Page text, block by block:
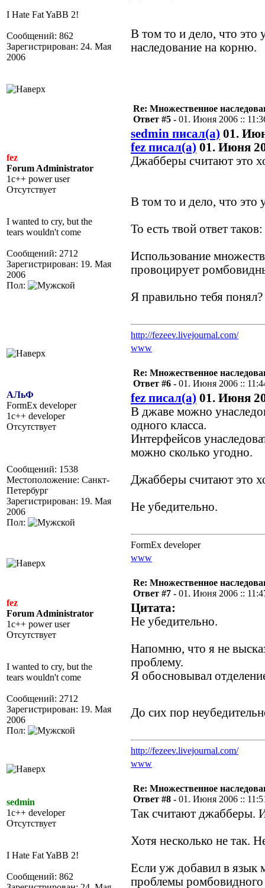
I Hate Fat YaBB 2!
Сообщений: 862
Зарегистрирован: 24. Мая
2006
В том то и дело, что это
наследование на корню.
fez
Forum Administrator
1c++ power user
Отсутствует
I wanted to cry, but the
tears wouldn't come
Сообщений: 2712
Зарегистрирован: 19. Мая
2006
Пол:
Re: Множественное
Ответ #5 - 01. Июня 2006 ::
sedmin писал(а) 01.
fez писал(а) 01. Июня
Джабберы считают это
В том то и дело, что это
То есть твой ответ таков:
Использование
провоцирует
Я правильно тебя понял?
http://fezeev.livejournal.com/
www
АЛьФ
FormEx developer
1c++ developer
Отсутствует
Сообщений: 1538
Местоположение: Санкт-
Петербург
Зарегистрирован: 19. Мая
2006
Пол:
Re: Множественное
Ответ #6 - 01. Июня 2006 ::
fez писал(а) 01. Июня
В джаве можно
одного класса.
Интерфейсов
можно сколько угодно.
Джабберы считают это
Не убедительно.
FormEx developer
www
fez
Forum Administrator
1c++ power user
Отсутствует
I wanted to cry, but the
tears wouldn't come
Сообщений: 2712
Зарегистрирован: 19. Мая
2006
Пол:
Re: Множественное
Ответ #7 - 01. Июня 2006 ::
Цитата:
Не убедительно.
Напомню, что я не
проблему.
Я обосновывал
До сих пор
http://fezeev.livejournal.com/
www
sedmin
1c++ developer
Отсутствует
I Hate Fat YaBB 2!
Сообщений: 862
Re: Множественное
Ответ #8 - 01. Июня 2006 ::
Так считают джабберы.
Хотя несколько не так.
Если уж добавил в язык
проблемы ромбовидного